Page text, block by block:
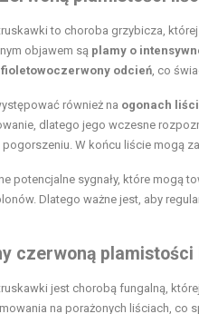
to choroba grzybicza,
objawem są plamy o
fioletowoczerwony odcień , co
również na ogonach
dlatego jego wczesne
W końcu liście mogą
potencjalne sygnały, które mogą
Dlatego ważne jest, aby
czerwoną
jest chorobą fungalną,
na porażonych liściach, co